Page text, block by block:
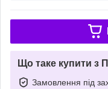
Що таке купити з
Замовлення під